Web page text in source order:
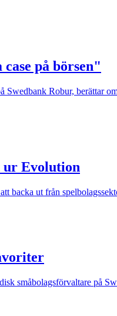
på börsen"
Swedbank Robur, berättar
ur Evolution
backa ut från
småbolagsförvaltare på